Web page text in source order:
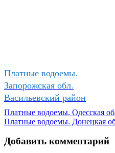
Платные водоемы.
Запорожская обл.
Васильевский район
Платные водоемы. Одесская
Платные водоемы. Донецкая
Добавить комментарий